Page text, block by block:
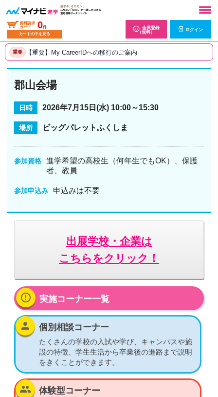
資料請求
カート
0件
カートの中を見る
会員登録
（無料）
ログイン
重要 【重要】My CareerIDへの移行のご案内
郡山会場
日時 2026年7月15日(水) 10:00～15:30
場所 ビッグパレットふくしま
参加資格
進学希望の高校生（何年生でもOK）、保護
者、教員
参加申込み 申込みは不要
出展学校・企業は
こちらをクリック！
error_outline 実施コーナー一覧
person 個別相談コーナー
たくさんの学校の入試や学び、キャンパスや施
設の特徴、学生生活から卒業後の進路まで説明
をきくことができます。
group 体験型コーナー